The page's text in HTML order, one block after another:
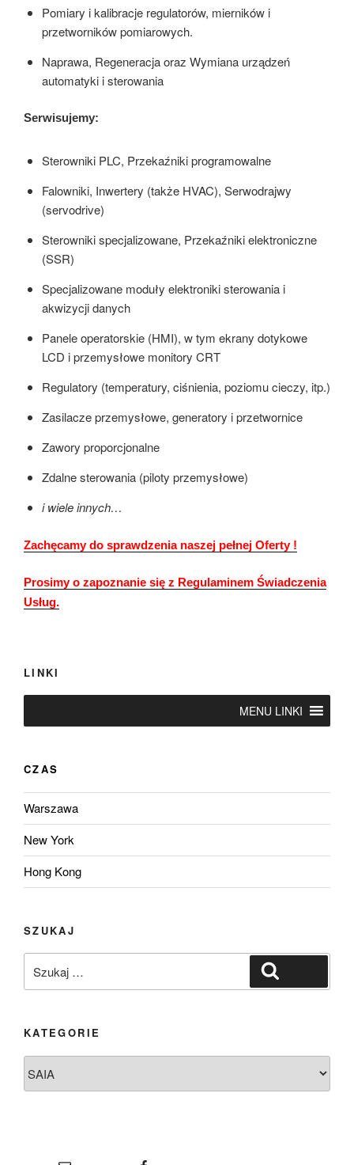
Pomiary i kalibracje regulatorów, mierników i
przetworników pomiarowych.
Naprawa, Regeneracja oraz Wymiana urządzeń
automatyki i sterowania
Serwisujemy:
Sterowniki PLC, Przekaźniki programowalne
Falowniki, Inwertery (także HVAC), Serwodrajwy
(servodrive)
Sterowniki specjalizowane, Przekaźniki elektroniczne
(SSR)
Specjalizowane moduły elektroniki sterowania i
akwizycji danych
Panele operatorskie (HMI), w tym ekrany dotykowe
LCD i przemysłowe monitory CRT
Regulatory (temperatury, ciśnienia, poziomu cieczy, itp.)
Zasilacze przemysłowe, generatory i przetwornice
Zawory proporcjonalne
Zdalne sterowania (piloty przemysłowe)
i wiele innych…
Zachęcamy do sprawdzenia naszej pełnej Oferty !
Prosimy o zapoznanie się z Regulaminem Świadczenia
Usług.
LINKI
MENU LINKI
CZAS
Warszawa
New York
Hong Kong
SZUKAJ
KATEGORIE
E-mail